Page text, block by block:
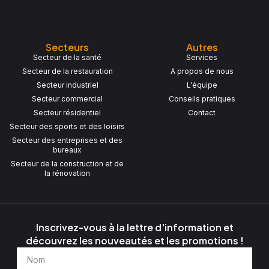
Secteurs
Secteur de la santé
Secteur de la restauration
Secteur industriel
Secteur commercial
Secteur résidentiel
Secteur des sports et des loisirs
Secteur des entreprises et des
bureaux
Secteur de la construction et de
la rénovation
Autres
Services
A propos de nous
L'équipe
Conseils pratiques
Contact
Inscrivez-vous à la lettre d'information et
découvrez les nouveautés et les promotions !